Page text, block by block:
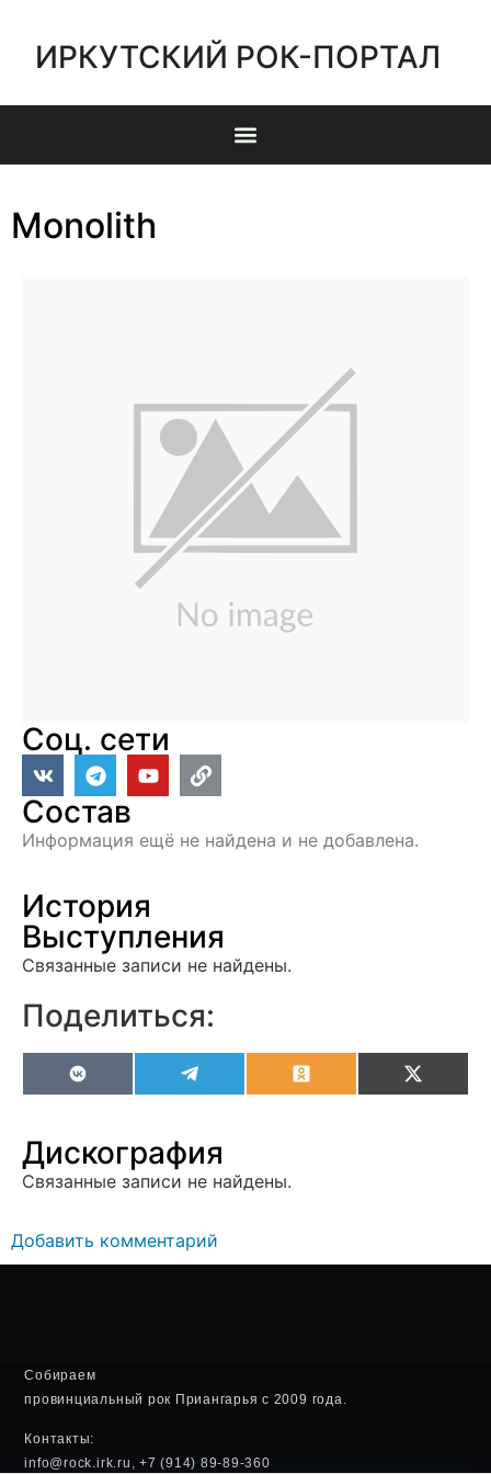
ИРКУТСКИЙ РОК-ПОРТАЛ
Monolith
Соц. сети
Состав
Информация ещё не найдена и не добавлена.
История
Выступления
Связанные записи не найдены.
Поделиться:
VK OdnoklassnikiX
Дискография
Связанные записи не найдены.
Добавить комментарий
Собираем
провинциальный рок Приангарья с 2009 года.
Контакты:
info@rock.irk.ru, +7 (914) 89-89-360